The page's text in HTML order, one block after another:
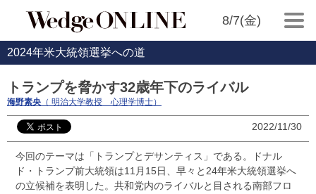
8/7(金)
2024年米大統領選挙への道
トランプを脅かす32歳年下のライバル
海野素央 （ 明治大学教授 心理学博士）
2022/11/30
今回のテーマは「トランプとデサンティス」である。ドナル
ド・トランプ前大統領は11月15日、早々と24年米大統領選挙へ
の立候補を表明した。共和党内のライバルと目される南部フロ